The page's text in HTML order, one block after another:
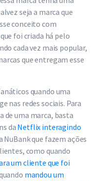
seja a marca que
conceito com
que foi criada há pelo
cada vez mais popular,
que entregam esse
quando uma
nas redes sociais. Para
de uma marca, basta
daNetflix interagindo
NuBank que fazem ações
como quando
um cliente que foi
mandou um